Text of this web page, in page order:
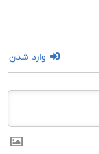
وارد شدن